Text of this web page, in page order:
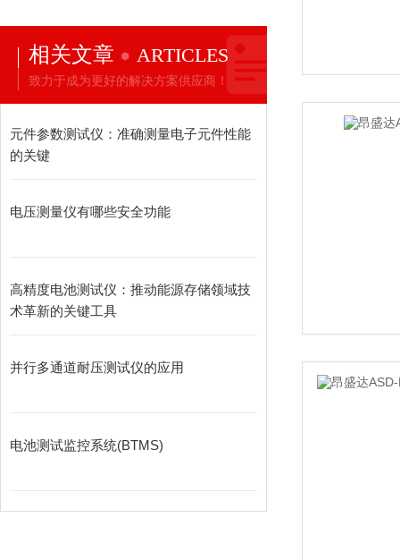
相关文章 ARTICLES
致力于成为更好的解决方案供应商！
元件参数测试仪：准确测量电子元件性能
的关键
电压测量仪有哪些安全功能
高精度电池测试仪：推动能源存储领域技
术革新的关键工具
并行多通道耐压测试仪的应用
电池测试监控系统(BTMS)